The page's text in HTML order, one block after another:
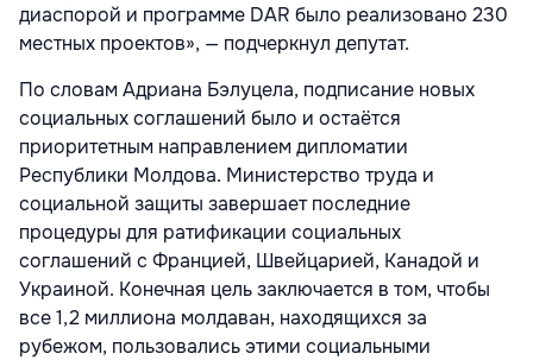
диаспорой и программе DAR было реализовано 230
местных проектов», — подчеркнул депутат.
По словам Адриана Бэлуцела, подписание новых
социальных соглашений было и остаётся
приоритетным направлением дипломатии
Республики Молдова. Министерство труда и
социальной защиты завершает последние
процедуры для ратификации социальных
соглашений с Францией, Швейцарией, Канадой и
Украиной. Конечная цель заключается в том, чтобы
все 1,2 миллиона молдаван, находящихся за
рубежом, пользовались этими социальными